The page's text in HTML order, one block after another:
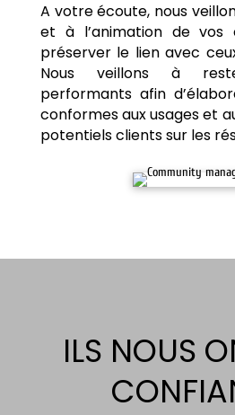
A votre écoute, nous
et à l’animation de vos
préserver le lien avec
Nous veillons à
performants afin
conformes aux usages et
potentiels clients sur les
ILS NOUS